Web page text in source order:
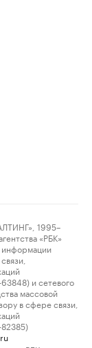
1995–
«РБК»
информации
и сетевого
массовой
в сфере связи,